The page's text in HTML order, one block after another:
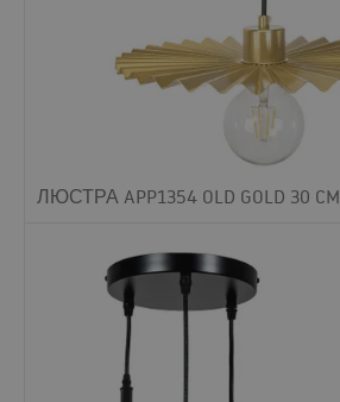
ЛЮСТРА APP1354 OLD GOLD 30 CM